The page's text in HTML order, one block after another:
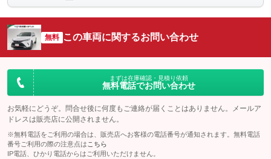
：装備なし ：装備なし
サイドカメラ
：装備なし ルーフレール
：装備なし
：装備なし
：装備なし
無料 この車両に関するお問い合わせ
まずは在庫確認・見積り依頼
無料電話でお問い合わせ
お気軽にどうぞ。問合せ後に何度もご連絡が届くことはありません。メールア
ドレスは販売店に公開されません。
※無料電話をご利用の場合は、販売店へお客様の電話番号が通知されます。無料電話
番号ご利用の際の注意点は こちら
IP電話、ひかり電話からはご利用いただけません。